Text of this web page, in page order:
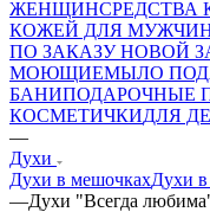
ЖЕНЩИНСРЕДСТВА
КОЖЕЙ ДЛЯ
ПО ЗАКАЗУ НОВОЙ
МОЮЩИЕМЫЛО
БАНИПОДАРОЧНЫЕ
КОСМЕТИЧКИДЛЯ
—
Духи
Духи в мешочкахДухи
—Духи "Всегда